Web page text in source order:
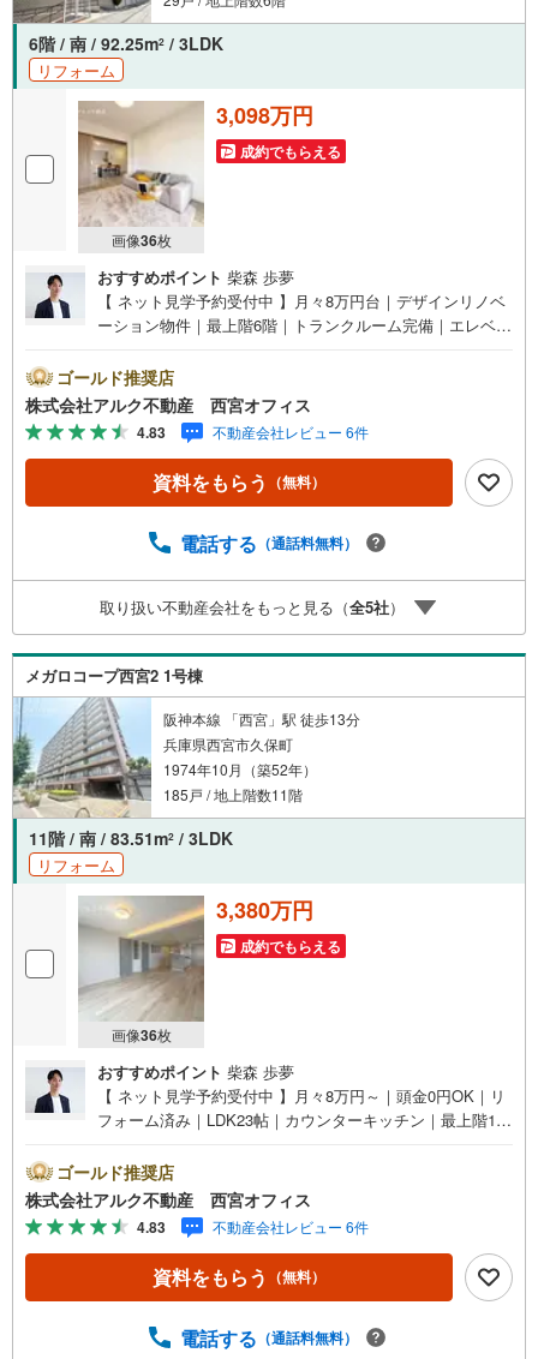
6階 / 南 / 92.25m2 / 3LDK
リフォーム
画像36枚
3,098万円
成約でもらえる
おすすめポイント 柴森 歩夢
【 ネット見学予約受付中 】月々8万円台｜デザインリノベ
ーション物件｜最上階6階｜トランクルーム完備｜エレベー
ーター完備！■陽当り・風通し良好・眺望良好！■デザイン
リノベーション！【リフォーム内容（2025年8月完成）】
＜水回り＞システムキッチン/ユニットバス/トイレ/洗面化
粧台＜内装＞全室クロス貼替/フローリング貼替【 周辺環境
】■広田小学校・・・徒歩9分（747m）■上ケ原中学
校・・・徒歩23分（1846m）【 アルク不動産について 】
おります。掲載中の物件に限らず、阪神間エリアを中心に
えスペースも完備しており、お子さま連れでも安心してご
来店いただけます。住宅ローンに強く、事前審査のサポー
トや金融機関のご提案、お客様一人ひとりに合わせた無理
のない資金計画のご提案までトータルでサポートいたしま
す。ローンに不安のある方もお気軽にご相談ください。
ゴールド推奨店
株式会社アルク不動産 西宮オフィス
4.83 不動産会社レビュー 6件
資料をもらう （無料）
電話する （通話料無料）
取り扱い不動産会社をもっと見る（全5社）
メガロコープ西宮2 1号棟
阪神本線 「西宮」駅 徒歩13分
兵庫県西宮市久保町
1974年10月（築52年）
185戸 / 地上階数11階
11階 / 南 / 83.51m2 / 3LDK
リフォーム
画像36枚
3,380万円
成約でもらえる
おすすめポイント 柴森 歩夢
【 ネット見学予約受付中 】月々8万円～｜頭金0円OK｜リ
フォーム済み｜LDK23帖｜カウンターキッチン｜最上階11
「西宮駅」徒歩12分！■室内リフォーム済みにつきそのま
まお住まいいただけます！■最上階11階部分につき、眺望
良好！■専有面積83.51平米のゆとりある3LDKプラン！■LD
K約23.1帖の開放的な住まい！【 周辺環境 】浜脇小学校:徒
歩7分（544m）浜脇中学校:徒歩11分（871m）mandai（万
代） 西宮前浜店:徒歩6分（474m）【 アルク不動産につい
えております。掲載中の物件に限らず、阪神間エリアを中
ゴールド推奨店
株式会社アルク不動産 西宮オフィス
4.83 不動産会社レビュー 6件
資料をもらう （無料）
電話する （通話料無料）